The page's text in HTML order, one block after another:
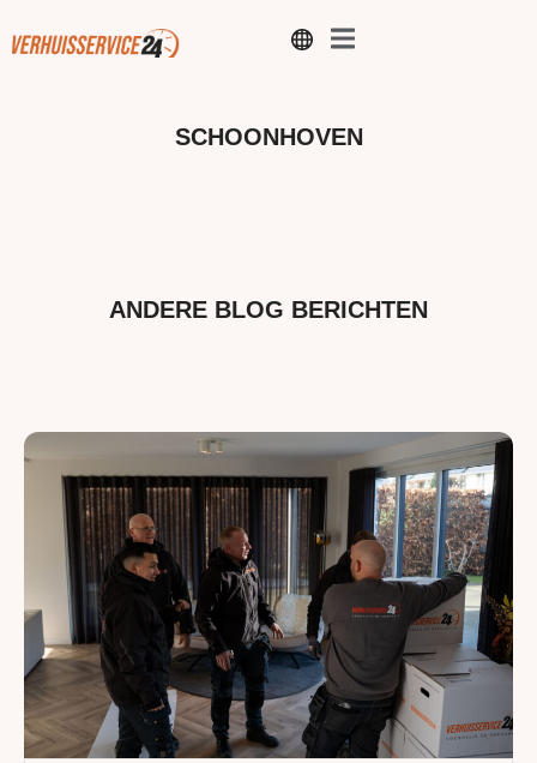
SCHOONHOVEN
ANDERE BLOG BERICHTEN